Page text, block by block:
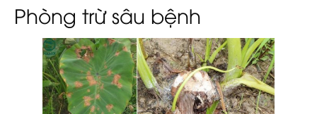
Phòng trừ sâu bệnh